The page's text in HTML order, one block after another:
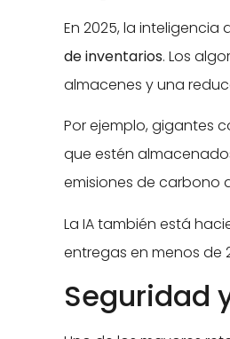
En 2025, la
de inventarios. Los
almacenes y una
Por ejemplo, gigantes
que estén
emisiones de carbono
La IA también está
entregas en menos de
Seguridad